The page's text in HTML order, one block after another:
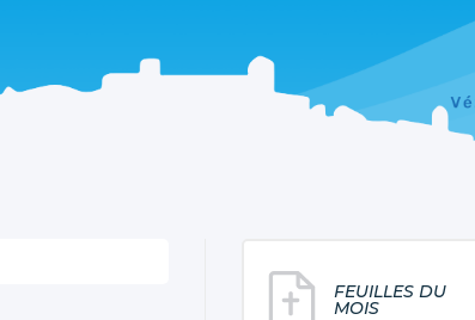
FEUILLES DU
MOIS